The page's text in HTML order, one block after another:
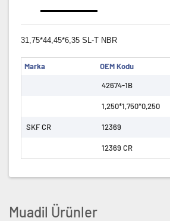
31,75*44,45*6,35 SL-T NBR
Marka
OEM Kodu
42674-1B
1,250*1,750*0,250
SKF CR 12369
12369 CR
Muadil Ürünler